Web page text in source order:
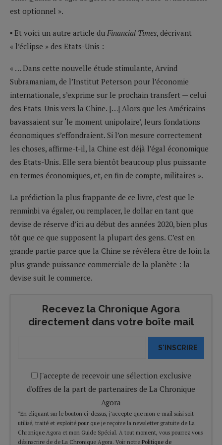
est optionnel ».
▪ Et voici un autre article du Financial Times, décrivant
« l’éclipse » des Etats-Unis :
« … Dans cette nouvelle étude stimulante, Arvind
Subramaniam, de l’Institut Peterson pour l’économie
internationale, s’exprime sur le prochain transfert — celui
des Etats-Unis vers la Chine. […] Alors que les Américains
bavassaient sur ‘le moment unipolaire’, leurs fondations
économiques s’effondraient. Si l’on mesure correctement
les choses, affirme-t-il, la Chine est déjà l’égal économique
des Etats-Unis. Elle sera bientôt beaucoup plus puissante
en termes économiques, et, en fin de compte, militaires ».
La prédiction la plus frappante de ce livre, c’est que le
renminbi va égaler, ou remplacer, le dollar en tant que
devise de réserve d’ici au début des années 2020, bien plus
tôt que ce que supposent la plupart des gens. C’est en
grande partie parce que la Chine se révélera être de loin la
plus grande puissance commerciale de la planète : la
devise suit le commerce.
Recevez la Chronique Agora
directement dans votre boîte mail
S'INSCRIRE
J'accepte de recevoir une sélection exclusive
d'offres de la part de partenaires de La Chronique
Agora
*En cliquant sur le bouton ci-dessus, j’accepte que mon e-mail saisi soit
utilisé, traité et exploité pour que je reçoive la newsletter gratuite de La
Chronique Agora et mon Guide Spécial. A tout moment, vous pourrez vous
désinscrire de de La Chronique Agora. Voir notre Politique de